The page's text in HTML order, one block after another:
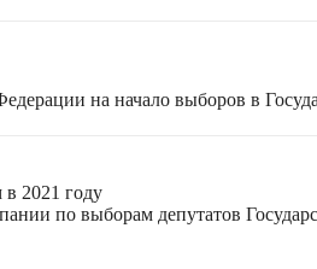
на начало выборов в
2021 году
по выборам депутатов